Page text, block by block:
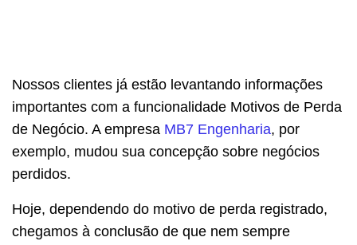
Nossos clientes já estão levantando informações
importantes com a funcionalidade Motivos de Perda
de Negócio. A empresa MB7 Engenharia, por
exemplo, mudou sua concepção sobre negócios
perdidos.
Hoje, dependendo do motivo de perda registrado,
chegamos à conclusão de que nem sempre